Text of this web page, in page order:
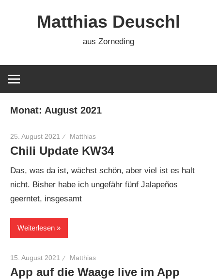
Matthias Deuschl
aus Zorneding
Monat: August 2021
25. August 2021 Matthias
Chili Update KW34
Das, was da ist, wächst schön, aber viel ist es halt
nicht. Bisher habe ich ungefähr fünf Jalapeños
geerntet, insgesamt
Weiterlesen
15. August 2021 Matthias
App auf die Waage live im App